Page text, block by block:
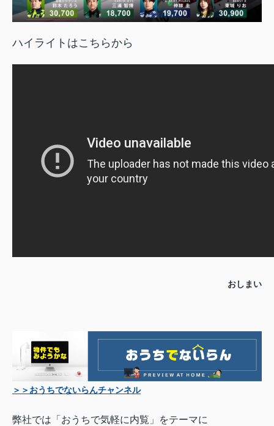
ハイライトはこちらから
おしまい
＞＞おうちでないらんチャンネル
弊社では「おうちで気軽に内覧」をテーマに